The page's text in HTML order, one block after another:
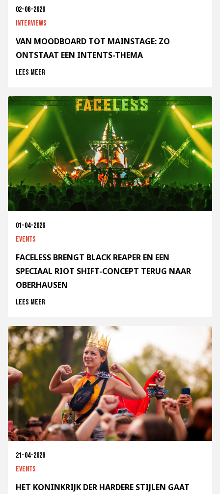
02-06-2026
Interviews
VAN MOODBOARD TOT MAINSTAGE: ZO
ONTSTAAT EEN INTENTS-THEMA
Lees meer
01-04-2026
Events
FACELESS BRENGT BLACK REAPER EN EEN
SPECIAAL RIOT SHIFT-CONCEPT TERUG NAAR
OBERHAUSEN
Lees meer
21-04-2026
Events
HET KONINKRIJK DER HARDERE STIJLEN GAAT